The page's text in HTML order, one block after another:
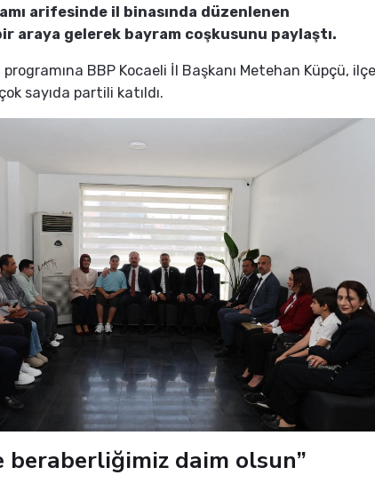
arifesinde il binasında düzenlenen
araya gelerek bayram coşkusunu paylaştı.
BBP Kocaeli İl Başkanı Metehan Küpçü, ilçe
sayıda partili katıldı.
beraberliğimiz daim olsun”